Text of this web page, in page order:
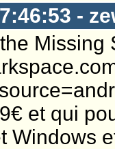
-
Missing
et qui
Windows